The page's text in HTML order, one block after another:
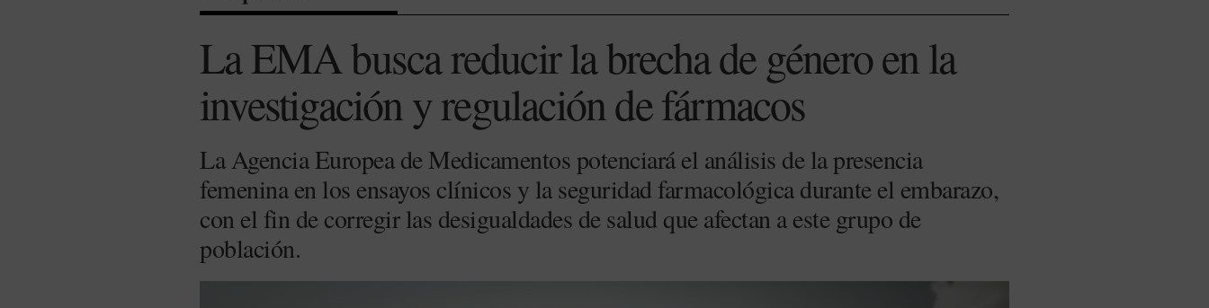
La EMA busca reducir la brecha de género en la
investigación y regulación de fármacos
La Agencia Europea de Medicamentos potenciará el análisis de la presencia
femenina en los ensayos clínicos y la seguridad farmacológica durante el embarazo,
con el fin de corregir las desigualdades de salud que afectan a este grupo de
población.